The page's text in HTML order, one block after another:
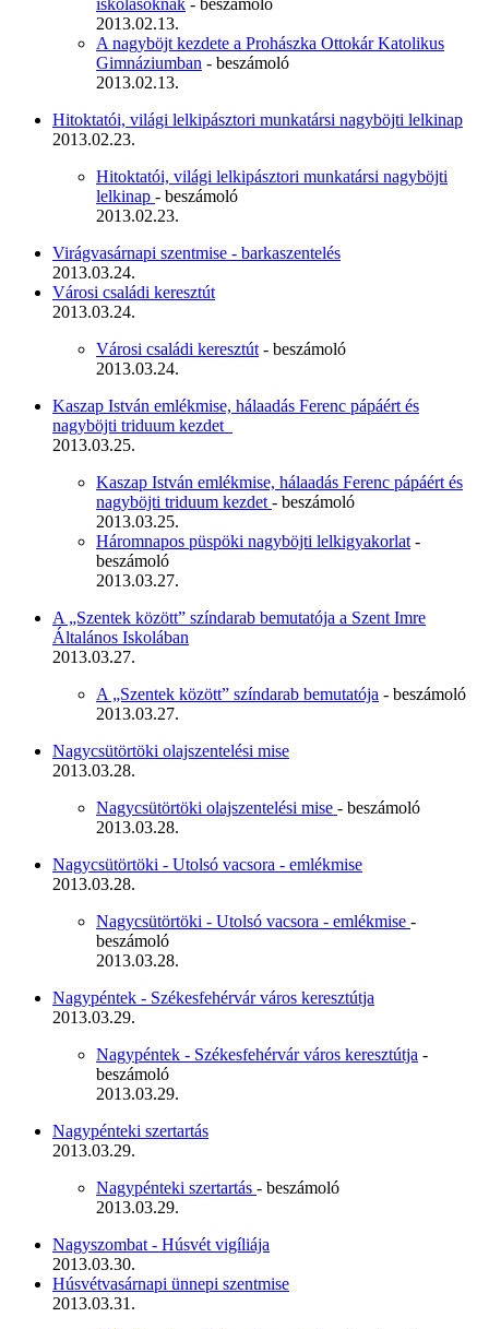
2013.02.13.
A nagyböjt kezdete a Prohászka Ottokár Katolikus
Gimnáziumban - beszámoló
2013.02.13.
Hitoktatói, világi lelkipásztori munkatársi nagyböjti lelkinap
2013.02.23.
Hitoktatói, világi lelkipásztori munkatársi nagyböjti
lelkinap - beszámoló
2013.02.23.
Virágvasárnapi szentmise - barkaszentelés
2013.03.24.
Városi családi keresztút
2013.03.24.
Városi családi keresztút - beszámoló
2013.03.24.
Kaszap István emlékmise, hálaadás Ferenc pápáért és
nagyböjti triduum kezdet
2013.03.25.
Kaszap István emlékmise, hálaadás Ferenc pápáért és
nagyböjti triduum kezdet - beszámoló
2013.03.25.
Háromnapos püspöki nagyböjti lelkigyakorlat -
beszámoló
2013.03.27.
A „Szentek között” színdarab bemutatója a Szent Imre
Általános Iskolában
2013.03.27.
A „Szentek között” színdarab bemutatója - beszámoló
2013.03.27.
Nagycsütörtöki olajszentelési mise
2013.03.28.
Nagycsütörtöki olajszentelési mise - beszámoló
2013.03.28.
Nagycsütörtöki - Utolsó vacsora - emlékmise
2013.03.28.
Nagycsütörtöki - Utolsó vacsora - emlékmise -
beszámoló
2013.03.28.
Nagypéntek - Székesfehérvár város keresztútja
2013.03.29.
Nagypéntek - Székesfehérvár város keresztútja -
beszámoló
2013.03.29.
Nagypénteki szertartás
2013.03.29.
Nagypénteki szertartás - beszámoló
2013.03.29.
Nagyszombat - Húsvét vigíliája
2013.03.30.
Húsvétvasárnapi ünnepi szentmise
2013.03.31.